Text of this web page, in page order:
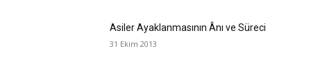
Asiler Ayaklanmasının Ânı ve Süreci
31 Ekim 2013